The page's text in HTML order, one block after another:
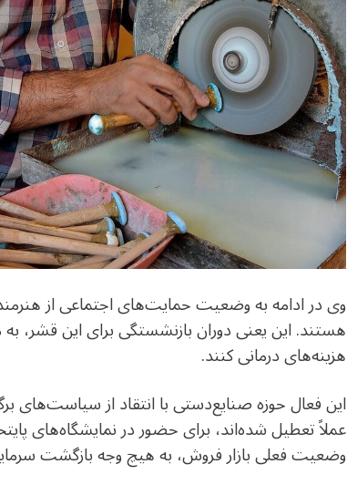
وی در ادامه به وضعیت حمایت‌های اجتماعی از
هستند. این یعنی دوران بازنشستگی برای این قشر،
هزینه‌های درمانی کنند.
این فعال حوزه صنایع‌دستی با انتقاد از سیاست‌های
وضعیت فعلی بازار فروش، به هیچ‌ وجه بازگشت